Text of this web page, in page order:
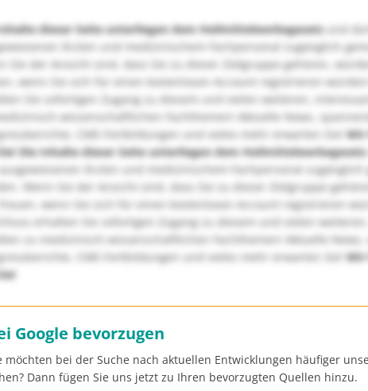
dieser Seite unterliegen dem Heilmittelwerbegesetzund
Ärzten und medizinischem Fachpersonal zugänglich
Sie der Ansicht sind, dass Sie zu dieser Zielgruppe gehören,
wenn Sie sich für einen kostenlosen Account registrieren
Sie sofortigen Zugang zu diesem und vielen weiteren,
wissenschaftlichen Fachthemen! Aktuelle News,
CME-Fortbildungen und vieles mehr erwarten Sie!Wir
Die Inhalte dieser Seite unterliegen dem Heilmittelwerbegesetz
Ärzten und medizinischem Fachpersonal zugänglich
Wenn Sie der Ansicht sind, dass Sie zu dieser Zielgruppe
wenn Sie sich für einen kostenlosen Account registrieren
erhalten Sie sofortigen Zugang zu diesem und vielen
zu medizinisch-wissenschaftlichen Fachthemen! Aktuelle News,
CME-Fortbildungen und vieles mehr erwarten Sie! Wir
Google bevorzugen
möchten bei der Suche nach aktuellen Entwicklungen häufiger
Dann fügen Sie uns jetzt zu Ihren bevorzugten Quellen hinzu.